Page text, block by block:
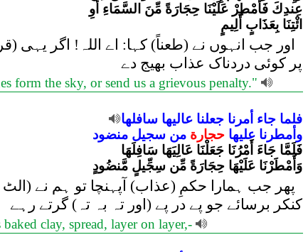
عِندِكَ فَأَمْطِرْ عَلَيْنَا حِجَارَةً مِّنَ السَّمَاءِ أَوِ
ائْتِنَا بِعَذَابٍ أَلِيمٍ
اور جب انہوں نے (طعناً) کہا: اے اللہ! اگر
پر کوئی دردناک عذاب بھیج دے
form the sky, or send us a grievous penalty."
فلما جاء أمرنا جعلنا عاليها سافلها
وأمطرنا عليها حجارة من سجيل منضود
فَلَمَّا جَاءَ أَمْرُنَا جَعَلْنَا عَالِيَهَا سَافِلَهَا
وَأَمْطَرْنَا عَلَيْهَا حِجَارَةً مِّن سِجِّيلٍ مَّنضُودٍ
پھر جب ہمارا حکمِ (عذاب) آپہنچا تو ہم نے
کنکر برسائے جو پے در پے (اور تہ بہ تہ) گرتے رہے
clay, spread, layer on layer,-